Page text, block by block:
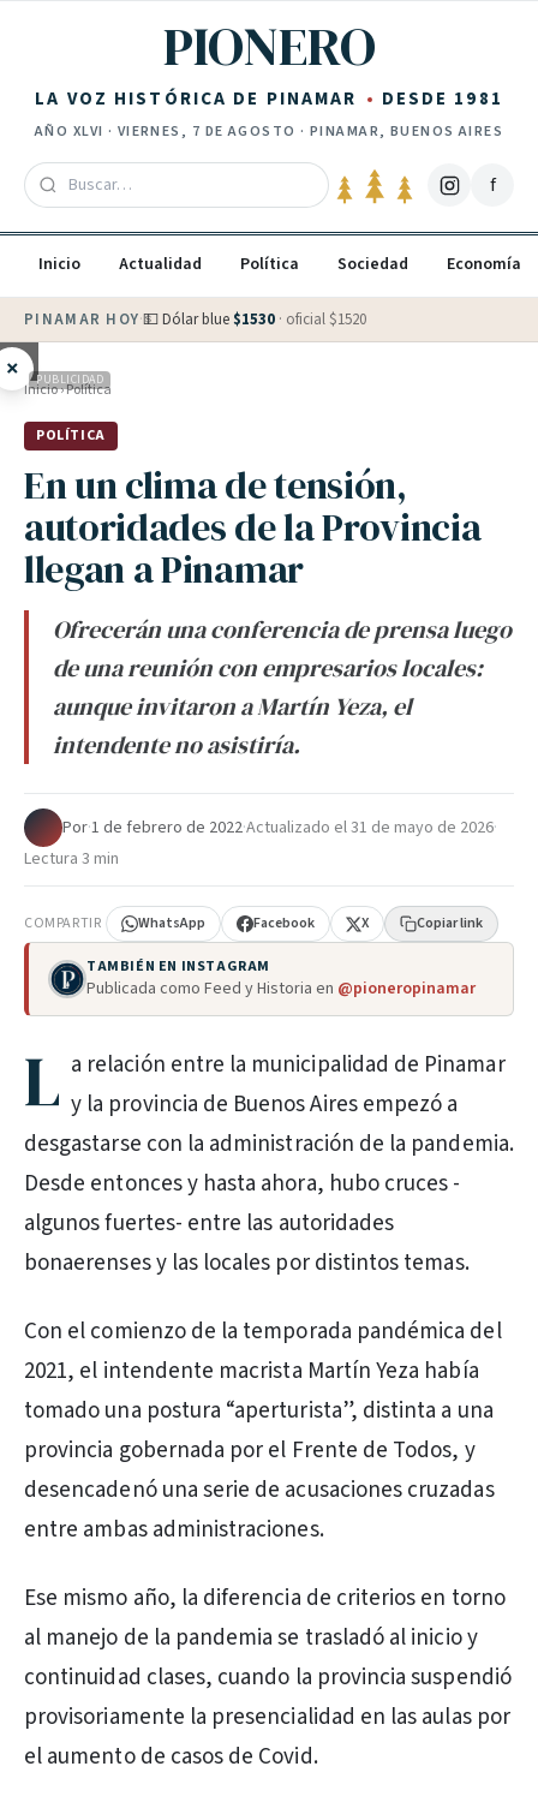
PIONERO
LA VOZ HISTÓRICA DE PINAMAR DESDE 1981
AÑO XLVI · VIERNES, 7 DE AGOSTO · PINAMAR, BUENOS AIRES
f
Inicio Actualidad Política Sociedad Economía
PINAMAR HOY·💵 Dólar blue $1530 · oficial $1520
× PUBLICIDAD
Inicio›Política
POLÍTICA
En un clima de tensión,
autoridades de la Provincia
llegan a Pinamar
Ofrecerán una conferencia de prensa luego
de una reunión con empresarios locales:
aunque invitaron a Martín Yeza, el
intendente no asistiría.
Por·1 de febrero de 2022·Actualizado el31 de mayo de 2026·
Lectura 3 min
COMPARTIR WhatsApp Facebook X Copiar link
TAMBIÉN EN INSTAGRAM
Publicada como Feed y Historia en @pioneropinamar
L a relación entre la municipalidad de Pinamar
y la provincia de Buenos Aires empezó a
desgastarse con la administración de la pandemia.
Desde entonces y hasta ahora, hubo cruces -
algunos fuertes- entre las autoridades
bonaerenses y las locales por distintos temas.
Con el comienzo de la temporada pandémica del
2021, el intendente macrista Martín Yeza había
tomado una postura “aperturista”, distinta a una
provincia gobernada por el Frente de Todos, y
desencadenó una serie de acusaciones cruzadas
entre ambas administraciones.
Ese mismo año, la diferencia de criterios en torno
al manejo de la pandemia se trasladó al inicio y
continuidad clases, cuando la provincia suspendió
provisoriamente la presencialidad en las aulas por
el aumento de casos de Covid.